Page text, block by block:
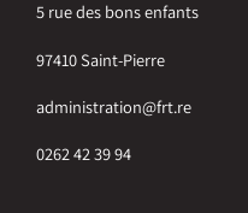
5 rue des bons enfants
97410 Saint-Pierre
administration@frt.re
0262 42 39 94